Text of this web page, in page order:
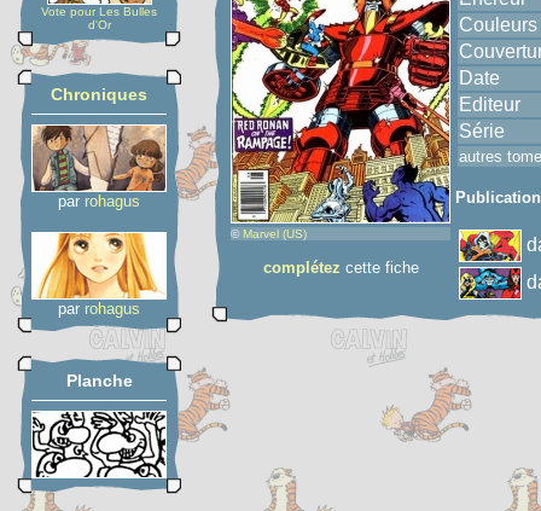
Vote pour Les Bulles
d'Or
Chroniques
par rohagus
par rohagus
Planche
© Marvel (US)
complétez cette fiche
Couleurs
Date
Editeur
Série
autres